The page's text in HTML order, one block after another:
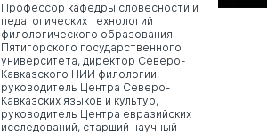
Профессор кафедры словесности и
педагогических технологий
филологического образования
Пятигорского государственного
университета, директор Северо-
Кавказского НИИ филологии,
руководитель Центра Северо-
Кавказских языков и культур,
руководитель Центра евразийских
исследований, старший научный